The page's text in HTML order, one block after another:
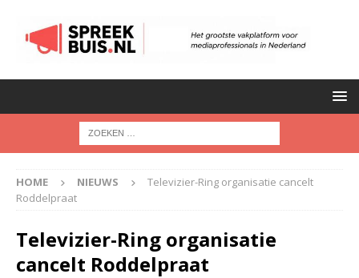
HOME NIEUWS
Televizier-Ring organisatie cancelt
Roddelpraat
Televizier-Ring organisatie
cancelt Roddelpraat